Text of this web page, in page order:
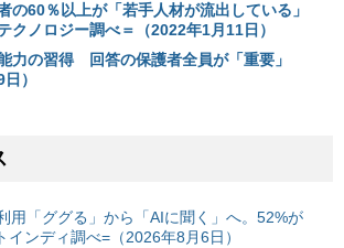
の60％以上が「若手人材が流出している」
クノロジー調べ＝（2022年1月11日）
力の習得 回答の保護者全員が「重要」
）
用「ググる」から「AIに聞く」へ。52%が
インディ調べ=（2026年8月6日）